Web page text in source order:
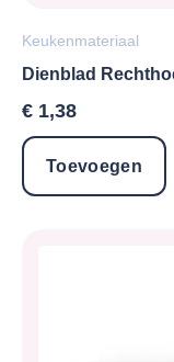
Keukenmateriaal
Dienblad
€ 1,38
Toevoegen